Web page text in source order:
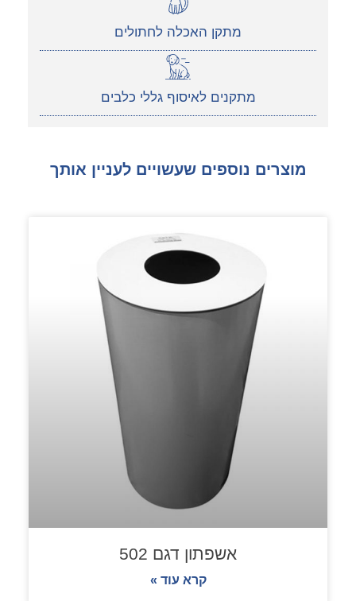
מתקן האכלה לחתולים
מתקנים לאיסוף גללי כלבים
מוצרים נוספים שעשויים לעניין אותך
אשפתון דגם 502
קרא עוד »